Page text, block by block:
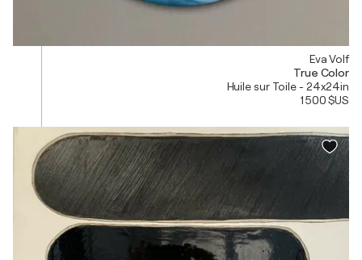
Eva Volf
True Color
Huile sur Toile - 24x24in
1 500 $US